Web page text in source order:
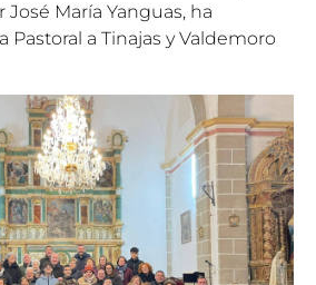
María Yanguas, ha
Pastoral a Tinajas y Valdemoro